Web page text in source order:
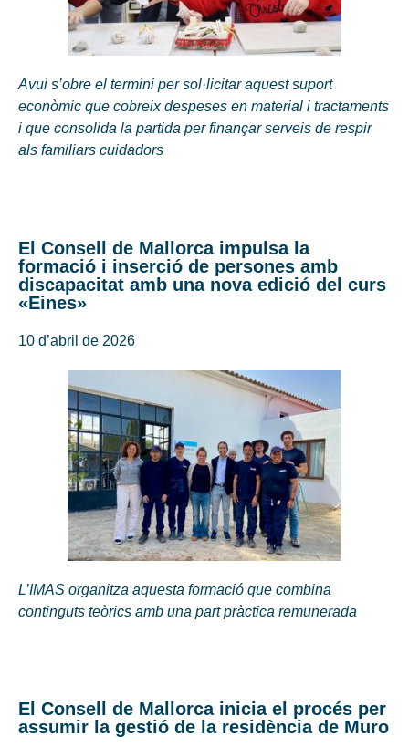
Avui s’obre el termini per sol·licitar aquest suport
econòmic que cobreix despeses en material i tractaments
i que consolida la partida per finançar serveis de respir
als familiars cuidadors
El Consell de Mallorca impulsa la
formació i inserció de persones amb
discapacitat amb una nova edició del curs
«Eines»
10 d’abril de 2026
L’IMAS organitza aquesta formació que combina
continguts teòrics amb una part pràctica remunerada
El Consell de Mallorca inicia el procés per
assumir la gestió de la residència de Muro